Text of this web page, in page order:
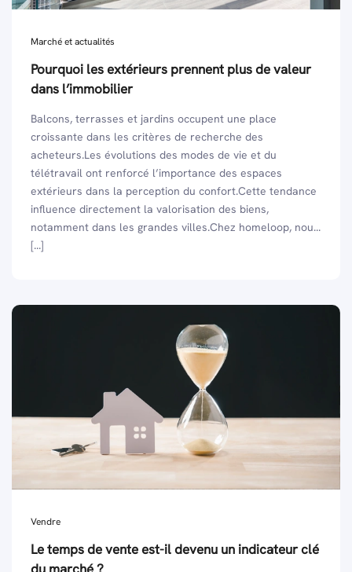
Marché et actualités
Pourquoi les extérieurs prennent plus de valeur
dans l’immobilier
Balcons, terrasses et jardins occupent une place
croissante dans les critères de recherche des
acheteurs.Les évolutions des modes de vie et du
télétravail ont renforcé l’importance des espaces
extérieurs dans la perception du confort.Cette tendance
influence directement la valorisation des biens,
notamment dans les grandes villes.Chez homeloop, nou...
[...]
Vendre
Le temps de vente est-il devenu un indicateur clé